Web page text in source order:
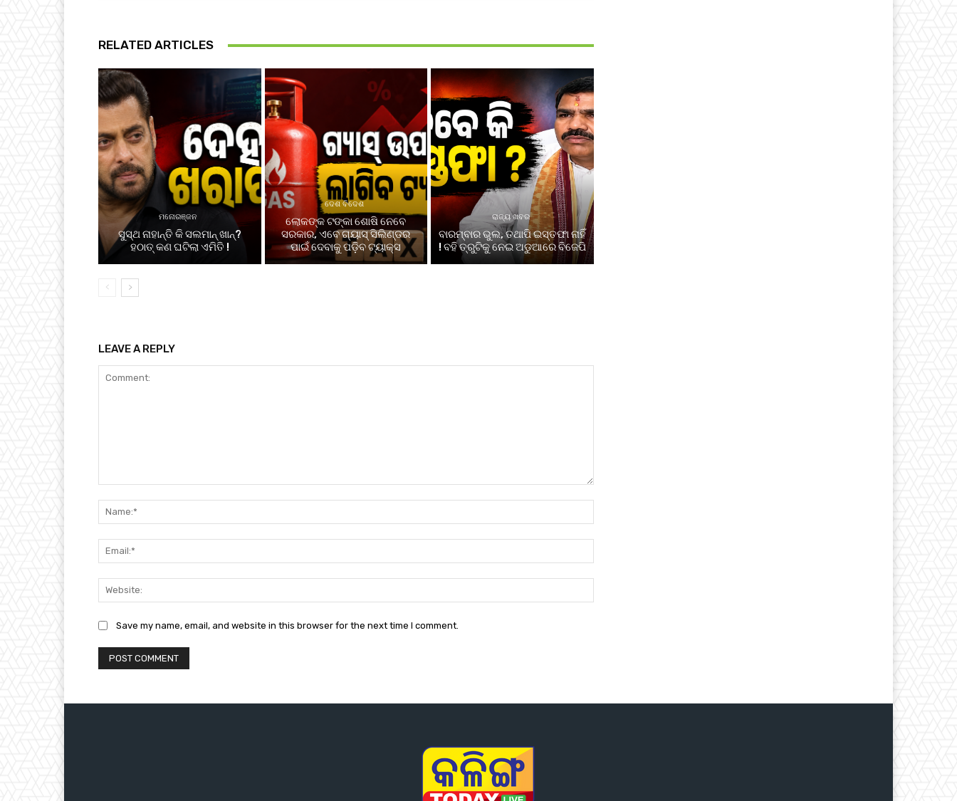
RELATED ARTICLES
ମନୋରଞ୍ଜନ
ସୁସ୍ଥ ନାହାନ୍ତି କି ସଲମାନ୍ ଖାନ୍?
ହଠାତ୍ କଣ ଘଟିଲା ଏମିତି !
ଦେଶ ବିଦେଶ
ଲୋକଙ୍କ ଟଙ୍କା ଶୋଷି ନେବେ
ସରକାର, ଏବେ ଗ୍ୟାସ୍ ସିଲିଣ୍ଡର
ପାଇଁ ଦେବାକୁ ପଡ଼ିବ ଟ୍ୟାକ୍ସ
ରାଜ୍ୟ ଖବର
ବାରମ୍ବାର ଭୁଲ, ତଥାପି ଇସ୍ତଫା ନାହିଁ
! ବହି ତ୍ରୁଟିକୁ ନେଇ ଅଡୁଆରେ ବିଜେପି
LEAVE A REPLY
Save my name, email, and website in this browser for the next time I comment.